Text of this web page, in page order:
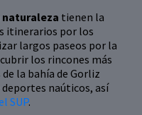
naturaleza tienen la
itinerarios por los
largos paseos por la
los rincones más
la bahía de Gorliz
naúticos, así
SUP.